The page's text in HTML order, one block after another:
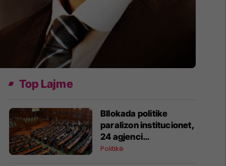
Top Lajme
Bllokada politike
paralizon institucionet,
24 agjenci
funksionojnë me
Politikë